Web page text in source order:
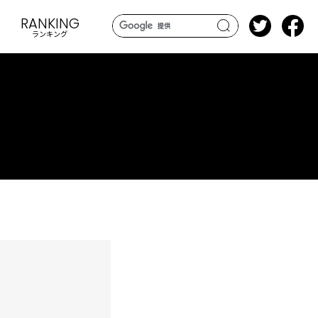
search
RANKING
ランキング